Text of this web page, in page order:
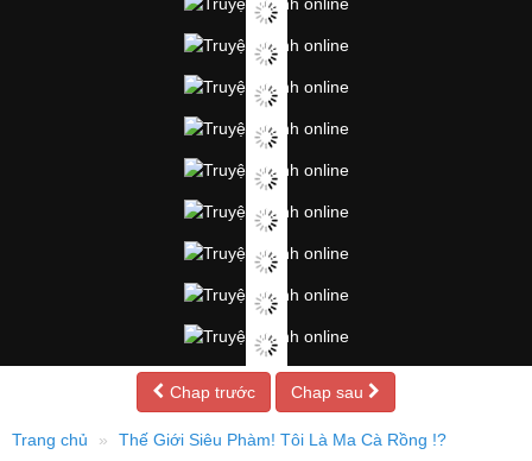
Chap trước Chap sau
Trang chủ
Thế Giới Siêu Phàm! Tôi Là Ma Cà Rồng !?